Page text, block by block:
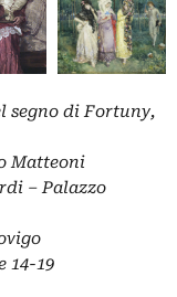
segno di Fortuny,
Matteoni
– Palazzo
14-19